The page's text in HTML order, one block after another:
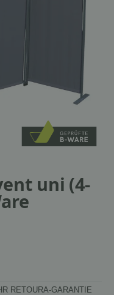
uni (4-
RETOURA-GARANTIE